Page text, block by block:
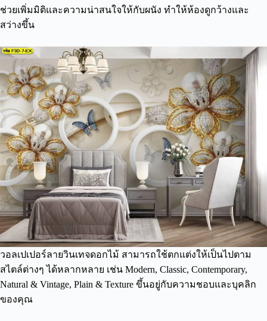
ช่วยเพิ่มมิติและความน่าสนใจให้กับผนัง ทำให้ห้องดูกว้างและ
สว่างขึ้น
วอลเปเปอร์ลายวินเทจดอกไม้ สามารถใช้ตกแต่งให้เป็นไปตาม
สไตล์ต่างๆ ได้หลากหลาย เช่น Modern, Classic, Contemporary,
Natural & Vintage, Plain & Texture ขึ้นอยู่กับความชอบและบุคลิก
ของคุณ